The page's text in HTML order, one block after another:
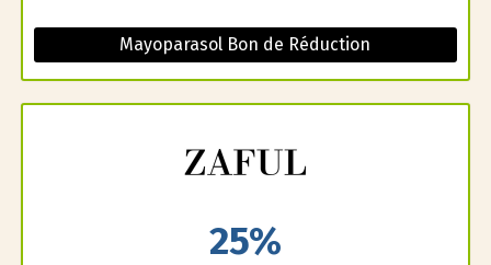
Mayoparasol Bon de Réduction
25%